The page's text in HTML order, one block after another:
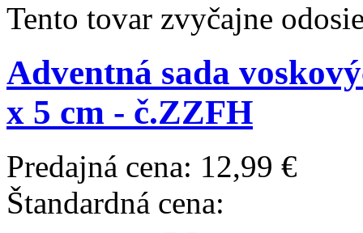
Tento tovar zvyčajne
Adventná sada
x 5 cm - č.ZZFH
Predajná cena: 12,99 €
Štandardná cena: